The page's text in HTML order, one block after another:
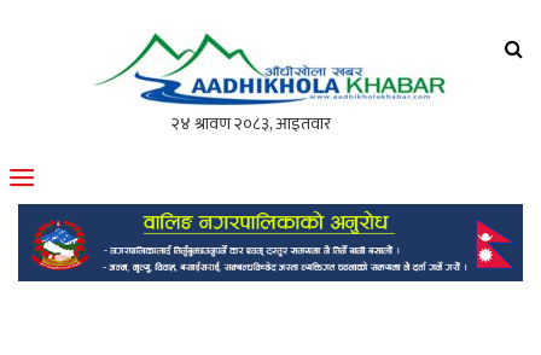
मोफसलकै लोकप्रिय अनलाइन पत्रिका